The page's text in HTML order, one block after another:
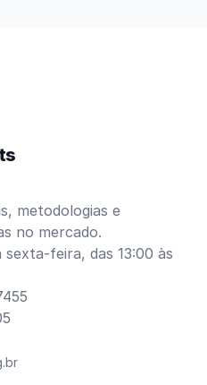
metodologias e
no mercado.
feira, das 13:00 às